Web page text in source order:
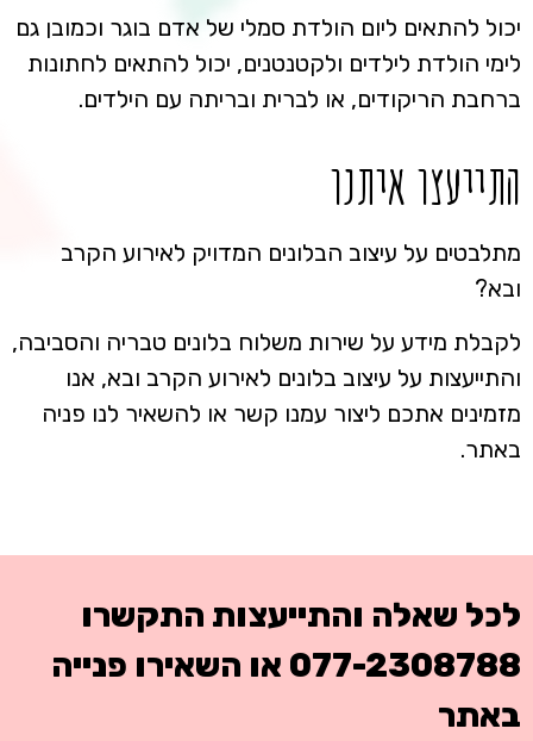
יכול להתאים ליום הולדת סמלי של אדם בוגר וכמובן גם
לימי הולדת לילדים ולקטנטנים, יכול להתאים לחתונות
ברחבת הריקודים, או לברית ובריתה עם הילדים.
התייעצו איתנו
מתלבטים על עיצוב הבלונים המדויק לאירוע הקרב
ובא?
לקבלת מידע על שירות משלוח בלונים טבריה והסביבה,
והתייעצות על עיצוב בלונים לאירוע הקרב ובא, אנו
מזמינים אתכם ליצור עמנו קשר או להשאיר לנו פניה
באתר.
לכל שאלה והתייעצות התקשרו
077-2308788 או השאירו פנייה
באתר